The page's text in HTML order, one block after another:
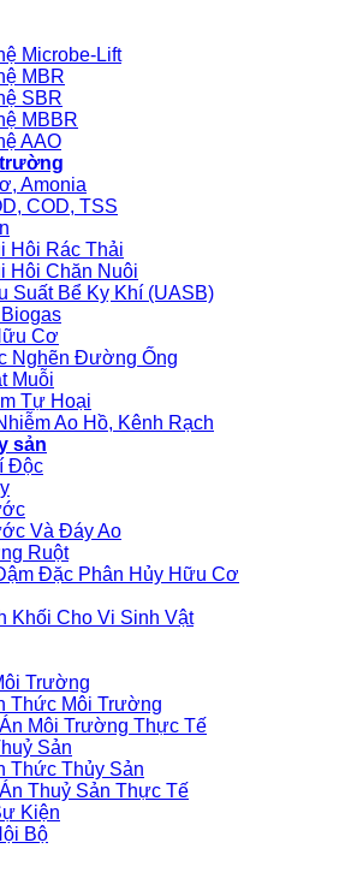
Microbe-Lift
MBR
SBR
MBBR
AAO
Amonia
COD, TSS
Hôi Rác Thải
Hôi Chăn Nuôi
Suất Bể Kỵ Khí (UASB)
Cơ
Nghẽn Đường Ống
Muỗi
Tự Hoại
Ao Hồ, Kênh Rạch
sản
Độc
Và Đáy Ao
Ruột
Đặc Phân Hủy Hữu Cơ
Khối Cho Vi Sinh Vật
Trường
Thức Môi Trường
Môi Trường Thực Tế
Sản
Thức Thủy Sản
Thuỷ Sản Thực Tế
Kiện
Bộ